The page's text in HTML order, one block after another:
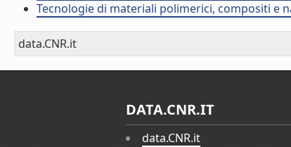
Tecnologie di materiali polimerici, compositi e
data.CNR.it
DATA.CNR.IT
data.CNR.it